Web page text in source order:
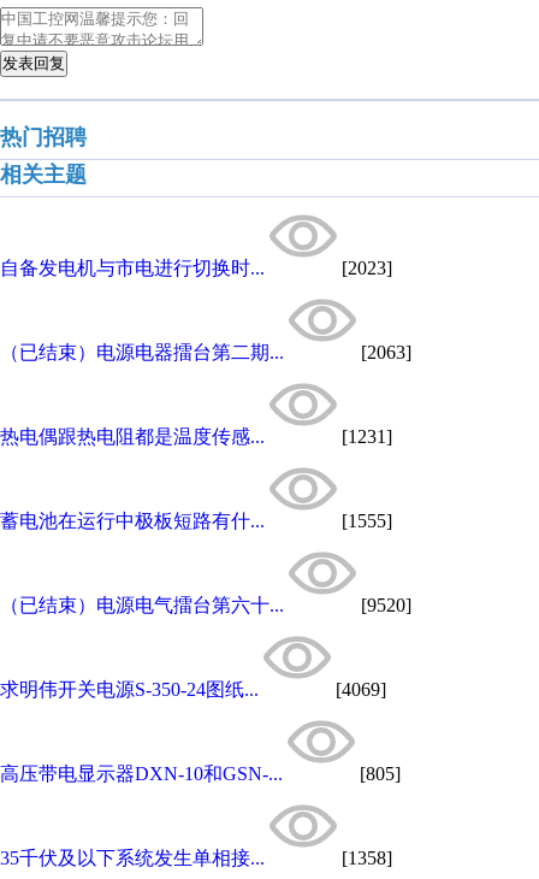
发表回复
热门招聘
相关主题
自备发电机与市电进行切换时... [2023]
（已结束）电源电器擂台第二期... [2063]
热电偶跟热电阻都是温度传感... [1231]
蓄电池在运行中极板短路有什... [1555]
（已结束）电源电气擂台第六十... [9520]
求明伟开关电源S-350-24图纸... [4069]
高压带电显示器DXN-10和GSN-... [805]
35千伏及以下系统发生单相接... [1358]